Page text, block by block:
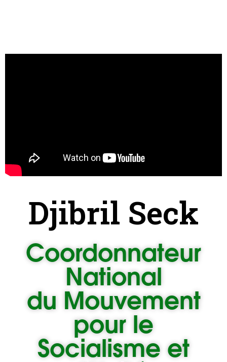
Djibril Seck
Coordonnateur
National
du Mouvement
pour le
Socialisme et